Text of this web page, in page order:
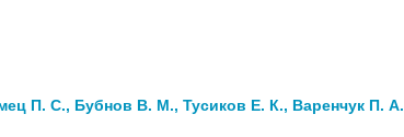
П. С., Бубнов В. М., Тусиков Е. К., Варенчук П. А.